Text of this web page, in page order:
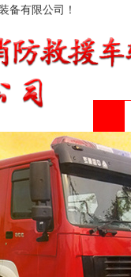
备有限公司！